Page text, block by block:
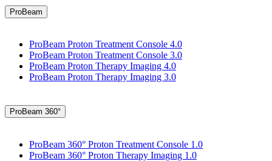
ProBeam
ProBeam Proton Treatment Console 4.0
ProBeam Proton Treatment Console 3.0
ProBeam Proton Therapy Imaging 4.0
ProBeam Proton Therapy Imaging 3.0
ProBeam 360°
ProBeam 360° Proton Treatment Console 1.0
ProBeam 360° Proton Therapy Imaging 1.0